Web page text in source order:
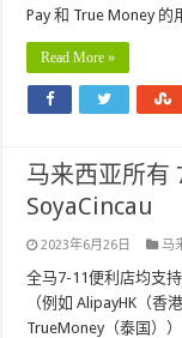
Pay 和 True Money
Read More »
马来西亚所有
SoyaCincau
2023年6月26日 马
全马7-11便利店均支
（例如 AlipayHK（香
TrueMoney（泰国）